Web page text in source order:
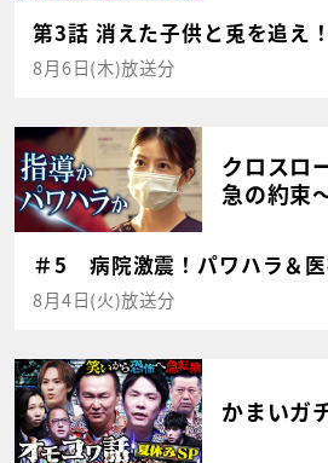
第3話 消えた子供と兎を追え！
8月6日(木)放送分
クロスロ
急の約束
＃5 病院激震！パワハラ＆
8月4日(火)放送分
かまいガ